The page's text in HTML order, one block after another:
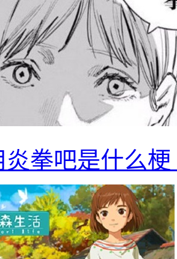
炎拳吧是什么